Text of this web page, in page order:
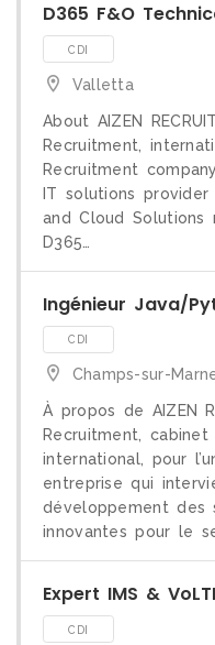
Permanent
D365 F&O
CDI
Valletta
About AIZEN
Recruitment,
Recruitment
IT solutions provider
and Cloud Solutions
D365…
Ingénieur Java/
Champs-sur-
À propos de AIZEN
Recruitment,
international, pour
entreprise qui
développement des
innovantes pour le
Expert IMS &